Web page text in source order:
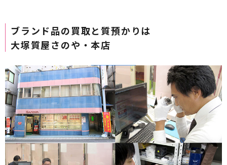
ブランド品の買取と質預かりは
大塚質屋さのや・本店